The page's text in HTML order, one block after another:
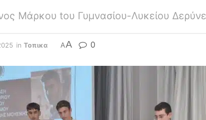
Μάρκου tου Γυμνασίου-Λυκείου
in Τοπικα AA 0